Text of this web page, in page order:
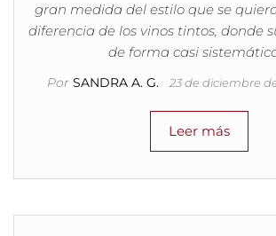
gran medida del estilo que se
diferencia de los vinos tintos, donde
de forma casi
Por SANDRA A. G. 23 de diciembre
Leer más